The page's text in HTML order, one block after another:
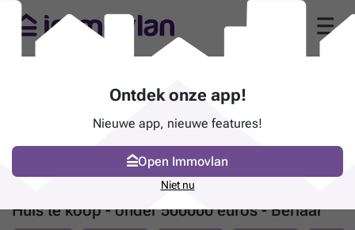
Huis te koop - onder 500000 euros - Berlaar
Ontdek onze app!
Nieuwe app, nieuwe features!
Open Immovlan
Niet nu